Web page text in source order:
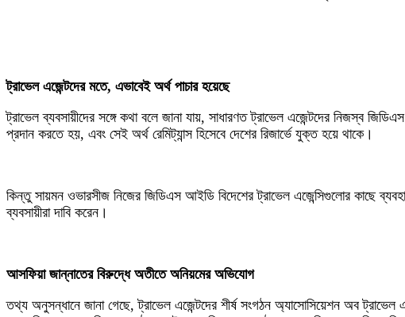
‎ট্রাভেল এজেন্টদের মতে, এভাবেই অর্থ পাচার হয়েছে
‎ট্রাভেল ব্যবসায়ীদের সঙ্গে কথা বলে জানা যায়, সাধারণত ট্রাভেল এজেন্টদের নিজস্ব
প্রদান করতে হয়, এবং সেই অর্থ রেমিট্যান্স হিসেবে দেশের রিজার্ভে যুক্ত হয়ে থাকে।
‎কিন্তু সায়মন ওভারসীজ নিজের জিডিএস আইডি বিদেশের ট্রাভেল এজেন্সিগুলোর কাছে
ব্যবসায়ীরা দাবি করেন।
‎আসফিয়া জান্নাতের বিরুদ্ধে অতীতে অনিয়মের অভিযোগ
‎তথ্য অনুসন্ধানে জানা গেছে, ট্রাভেল এজেন্টদের শীর্ষ সংগঠন অ্যাসোসিয়েশন অব